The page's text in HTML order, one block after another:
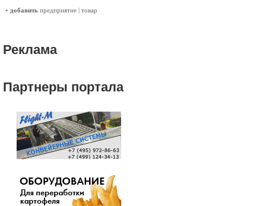
+ добавить предприятие | товар
Реклама
Партнеры портала